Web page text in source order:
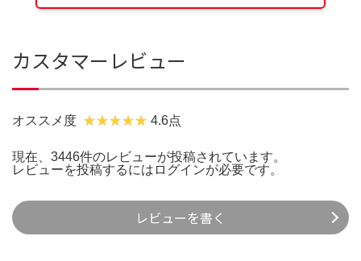
カスタマーレビュー
オススメ度 4.6点
現在、3446件のレビューが投稿されています。
レビューを投稿するには ログインが必要です。
レビューを書く